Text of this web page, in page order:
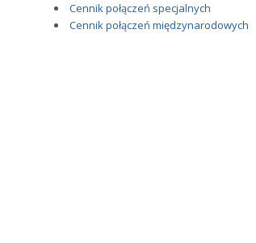
Cennik połączeń specjalnych
Cennik połączeń międzynarodowych